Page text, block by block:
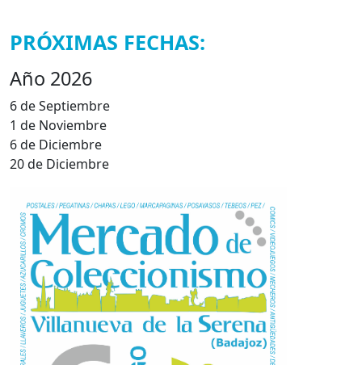
PRÓXIMAS FECHAS:
Año 2026
6 de Septiembre
1 de Noviembre
6 de Diciembre
20 de Diciembre